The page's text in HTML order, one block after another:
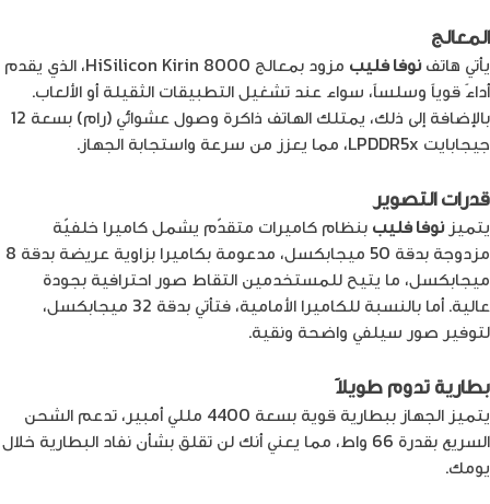
المعالج
يأتي هاتفنوفا فليب
مزود بمعالج HiSilicon Kirin 8000، الذي يقدم
أداءً قوياً وسلساً، سواء عند تشغيل التطبيقات الثقيلة أو الألعاب.
بالإضافة إلى ذلك، يمتلك الهاتف ذاكرة وصول عشوائي (رام) بسعة 12
جيجابايت LPDDR5x، مما يعزز من سرعة واستجابة الجهاز.
قدرات التصوير
يتميزنوفا فليب بنظام كاميرات متقدّم يشمل كاميرا خلفيّة
مزدوجة بدقة 50 ميجابكسل، مدعومة بكاميرا بزاوية عريضة بدقة 8
ميجابكسل، ما يتيح للمستخدمين التقاط صور احترافية بجودة
عالية. أما بالنسبة للكاميرا الأمامية، فتأتي بدقة 32 ميجابكسل،
لتوفير صور سيلفي واضحة ونقية.
بطارية تدوم طويلاً
يتميز الجهاز ببطارية قوية بسعة 4400 مللي أمبير، تدعم الشحن
السريع بقدرة 66 واط، مما يعني أنك لن تقلق بشأن نفاد البطارية خلال
يومك.